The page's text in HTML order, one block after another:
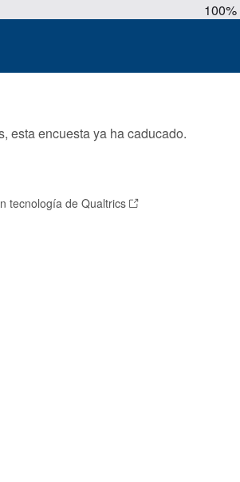
100%
esta encuesta ya ha caducado.
tecnología de Qualtrics